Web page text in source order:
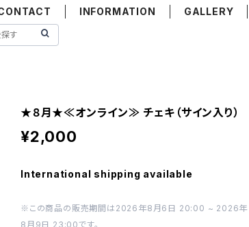
INFORMATION GALLERY
★８月★≪オンライン≫ チェキ（サイン入り）
¥2,000
International shipping available
※この商品の販売期間は2026年8月6日 20:00 ~ 2026年
8月9日 23:00です。